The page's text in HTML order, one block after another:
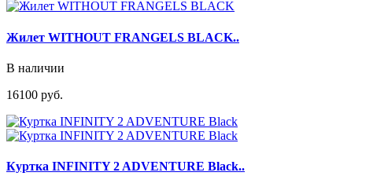
Жилет WITHOUT FRANGELS BLACK..
В наличии
16100 руб.
Куртка INFINITY 2 ADVENTURE Black..